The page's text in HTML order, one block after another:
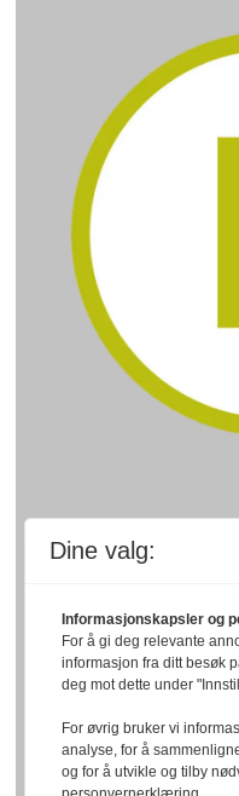
Dine valg:
Informasjonskapsler og
For å gi deg relevante
informasjon fra ditt besøk
deg mot dette under
For øvrig bruker vi
analyse, for å
og for å utvikle og tilby